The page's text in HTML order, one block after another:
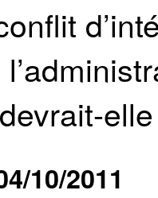
10/2011